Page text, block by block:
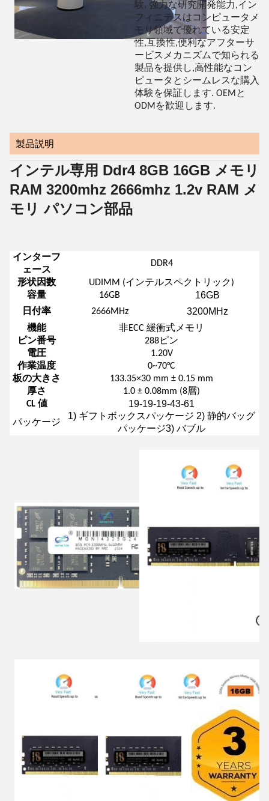
験, 強力な研究開発能力,イン
フィニテスはコンピュータメ
モリ領域で優れている安定
性,互換性,便利なアフターサ
ービスメカニズムで知られる
製品を提供し,高性能なコン
ピュータとシームレスな購入
体験を保証します. OEMと
ODMを歓迎します.
製品説明
インテル専用 Ddr4 8GB 16GB メモリ
RAM 3200mhz 2666mhz 1.2v RAM メ
モリ パソコン部品
インターフ
ェース
DDR4
形状因数
UDIMM (インテルスペクトリック)
容量
16GB 16GB
日付率 2666MHz 3200MHz
機能
非ECC 緩衝式メモリ
ピン番号
288ピン
電圧
1.20V
作業温度
0~70°C
板の大きさ
133.35×30 mm ± 0.15 mm
厚さ
1.0 ± 0.08mm (8層)
CL 値
19-19-19-43-61
パッケージ
1) ギフトボックスパッケージ 2) 静的バッグ
パッケージ3) バブル